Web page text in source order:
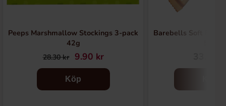
Peeps Marshmallow Stockings 3-pack
42g
28.30 kr 9.90 kr
Köp
Barebells Soft Bar